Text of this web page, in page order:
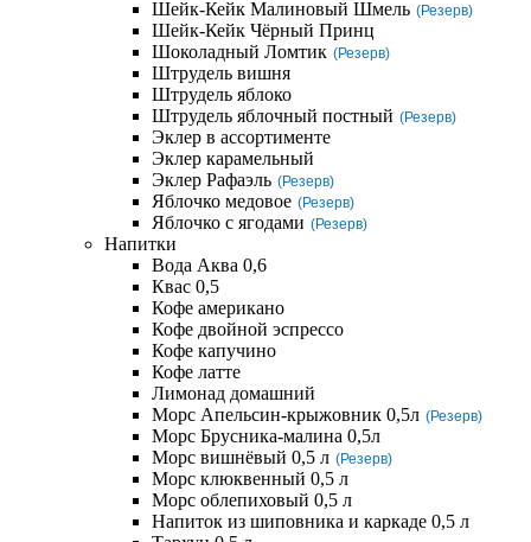
Шейк-Кейк Малиновый Шмель (Резерв)
Шейк-Кейк Чёрный Принц
Шоколадный Ломтик (Резерв)
Штрудель вишня
Штрудель яблоко
Штрудель яблочный постный (Резерв)
Эклер в ассортименте
Эклер карамельный
Эклер Рафаэль (Резерв)
Яблочко медовое (Резерв)
Яблочко с ягодами (Резерв)
Напитки
Вода Аква 0,6
Квас 0,5
Кофе американо
Кофе двойной эспрессо
Кофе капучино
Кофе латте
Лимонад домашний
Морс Апельсин-крыжовник 0,5л (Резерв)
Морс Брусника-малина 0,5л
Морс вишнёвый 0,5 л (Резерв)
Морс клюквенный 0,5 л
Морс облепиховый 0,5 л
Напиток из шиповника и каркаде 0,5 л